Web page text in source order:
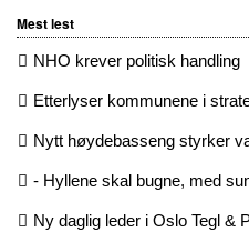
Mest lest
NHO krever politisk handling
Etterlyser kommunene i
Nytt høydebasseng styrker
- Hyllene skal bugne, med
Ny daglig leder i Oslo Tegl &